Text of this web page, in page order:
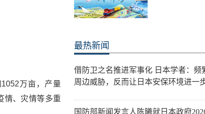
万亩，产量
情、灾情等多重
最热新闻
借防卫之名推进军事化 日本学者：频
周边威胁，反而让日本安保环境进一
国防部新闻发言人陈曦就日本政府